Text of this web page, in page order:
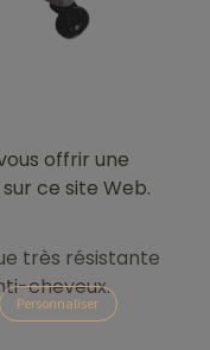
très résistante
cheveux.
offrir une
ce site Web.
Personnaliser